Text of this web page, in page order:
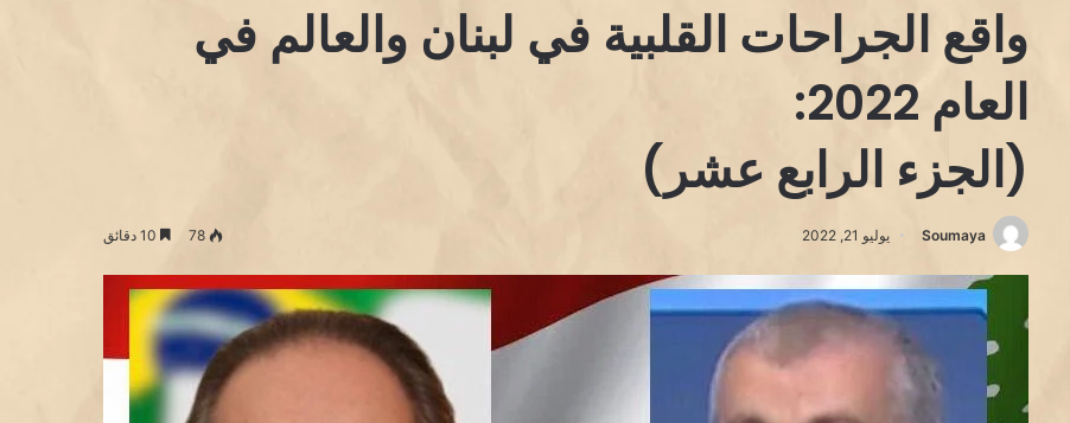
واقع الجراحات القلبية في لبنان والعالم في
العام 2022:
(الجزء الرابع عشر)
Soumaya يوليو 21, 2022 78